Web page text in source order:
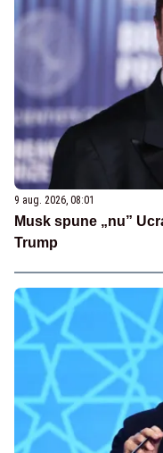
9 aug. 2026, 08:01
Musk spune „nu”
Trump